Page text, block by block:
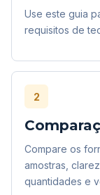
Use este guia
requisitos de
2
Compare os
amostras,
quantidades e